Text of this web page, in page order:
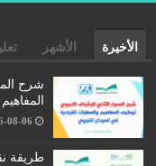
الأخيرة الأشهر
شرح
08-06
طريقة